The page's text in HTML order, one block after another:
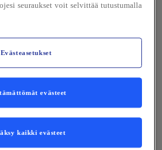
ja helposti siirreltävät
– olipa kyseessä rento
saunailta.
kokous- ja
seuraukset voit selvittää tutustumalla
Evästeasetukset
evästeet
kaikki evästeet